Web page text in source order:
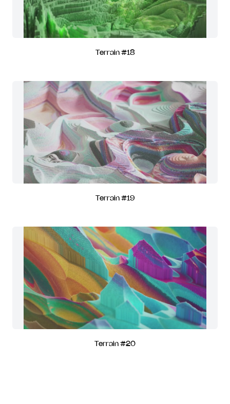
Terrain #18
Terrain #19
Terrain #20